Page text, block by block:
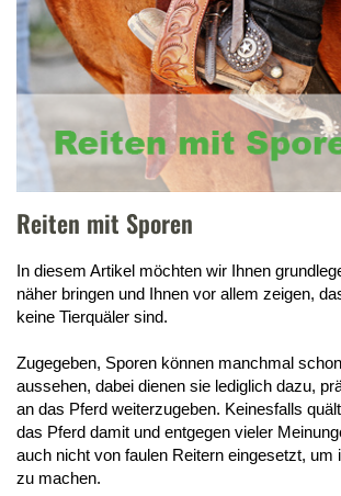
Reiten mit Sporen
In diesem Artikel möchten wir Ihnen
näher bringen und Ihnen vor allem zeigen,
keine Tierquäler sind.
Zugegeben, Sporen können manchmal
aussehen, dabei dienen sie lediglich dazu,
an das Pferd weiterzugeben. Keinesfalls
das Pferd damit und entgegen vieler
auch nicht von faulen Reitern eingesetzt, um
zu machen.